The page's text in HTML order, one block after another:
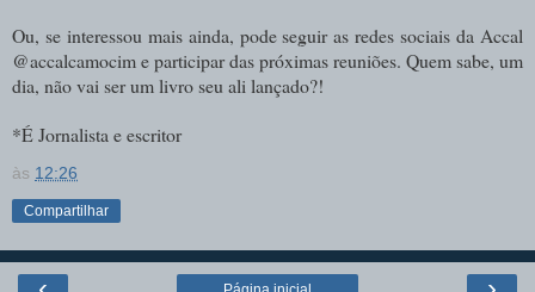
Ou, se interessou mais ainda, pode seguir as redes sociais da Accal
@accalcamocim e participar das próximas reuniões. Quem sabe, um
dia, não vai ser um livro seu ali lançado?!
*É Jornalista e escritor
às 12:26
Compartilhar